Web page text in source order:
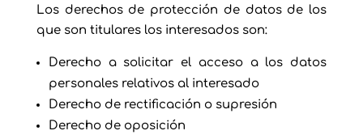
Los derechos de protección de datos de los
que son titulares los interesados son:
Derecho a solicitar el acceso a los datos
personales relativos al interesado
Derecho de rectificación o supresión
Derecho de oposición